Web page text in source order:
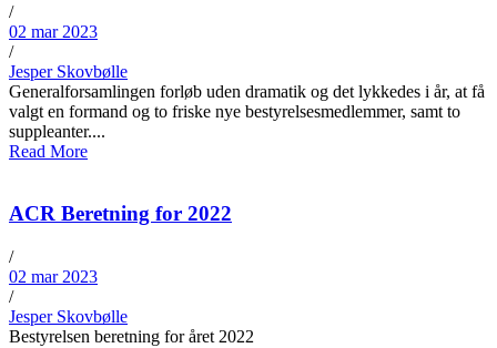
/
02 mar 2023
/
Jesper Skovbølle
Generalforsamlingen forløb uden dramatik og det lykkedes i år, at få
valgt en formand og to friske nye bestyrelsesmedlemmer, samt to
suppleanter....
Read More
ACR Beretning for 2022
/
02 mar 2023
/
Jesper Skovbølle
Bestyrelsen beretning for året 2022